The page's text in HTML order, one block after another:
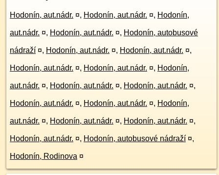
Hodonín, aut.nádr. ¤, Hodonín, aut.nádr. ¤, Hodonín,
aut.nádr. ¤, Hodonín, aut.nádr. ¤, Hodonín, autobusové
nádraží ¤, Hodonín, aut.nádr. ¤, Hodonín, aut.nádr. ¤,
Hodonín, aut.nádr. ¤, Hodonín, aut.nádr. ¤, Hodonín,
aut.nádr. ¤, Hodonín, aut.nádr. ¤, Hodonín, aut.nádr. ¤,
Hodonín, aut.nádr. ¤, Hodonín, aut.nádr. ¤, Hodonín,
aut.nádr. ¤, Hodonín, aut.nádr. ¤, Hodonín, aut.nádr. ¤,
Hodonín, aut.nádr. ¤, Hodonín, autobusové nádraží ¤,
Hodonín, Rodinova ¤